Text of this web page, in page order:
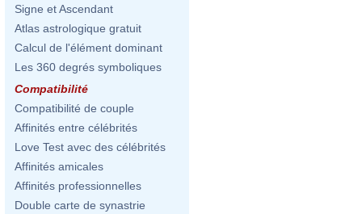
Signe et Ascendant
Atlas astrologique gratuit
Calcul de l'élément dominant
Les 360 degrés symboliques
Compatibilité
Compatibilité de couple
Affinités entre célébrités
Love Test avec des célébrités
Affinités amicales
Affinités professionnelles
Double carte de synastrie